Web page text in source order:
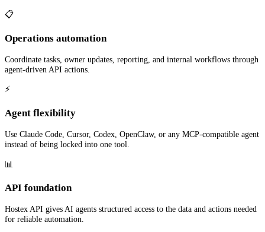
📋
Operations automation
Coordinate tasks, owner updates, reporting, and internal workflows through
agent-driven API actions.
⚡
Agent flexibility
Use Claude Code, Cursor, Codex, OpenClaw, or any MCP-compatible agent
instead of being locked into one tool.
📊
API foundation
Hostex API gives AI agents structured access to the data and actions needed
for reliable automation.